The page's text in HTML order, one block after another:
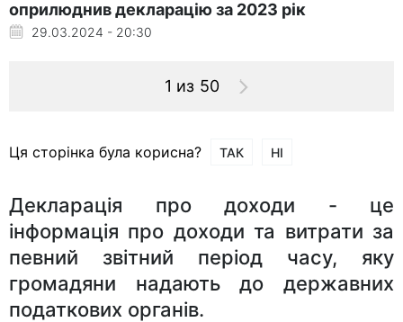
оприлюднив декларацію за 2023 рік
29.03.2024 - 20:30
1 из 50
Ця сторінка була корисна? ТАК НІ
Декларація про доходи - це
інформація про доходи та витрати за
певний звітний період часу, яку
громадяни надають до державних
податкових органів.